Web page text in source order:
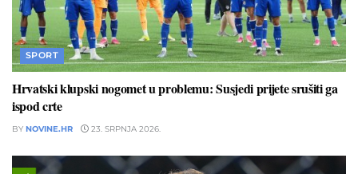
SPORT
Hrvatski klupski nogomet u problemu: Susjedi prijete srušiti ga
ispod crte
BY NOVINE.HR 23. SRPNJA 2026.